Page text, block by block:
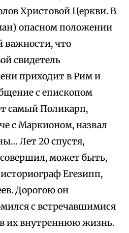
Христовой Церкви. В
опасном положении
важности, что
свидетель
приходит в Рим и
с епископом
самый Поликарп,
с Маркионом, назвал
Лет 20 спустя,
может быть,
Егезипп,
Дорогою он
с встречавшимися
их внутреннюю жизнь.